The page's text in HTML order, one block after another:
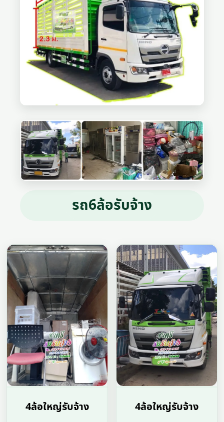
รถ6ล้อรับจ้าง
4ล้อใหญ่รับจ้าง
4ล้อใหญ่รับจ้าง